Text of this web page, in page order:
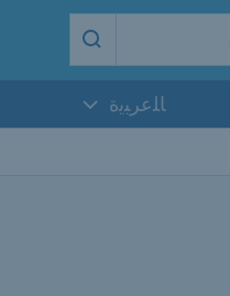
search
اللغة الحالية:
ﺎﻠﻋﺮﺒﻳﺓ